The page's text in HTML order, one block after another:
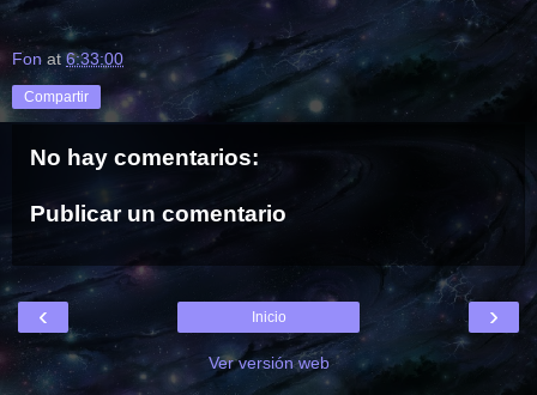
Fon at 6:33:00
Compartir
No hay comentarios:
Publicar un comentario
‹ ›
Inicio
Ver versión web